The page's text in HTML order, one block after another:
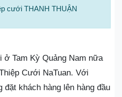
cưới THANH THUẬN
Tam Kỳ Quảng Nam nữa
Cưới NaTuan. Với
đặt khách hàng lên hàng đầu